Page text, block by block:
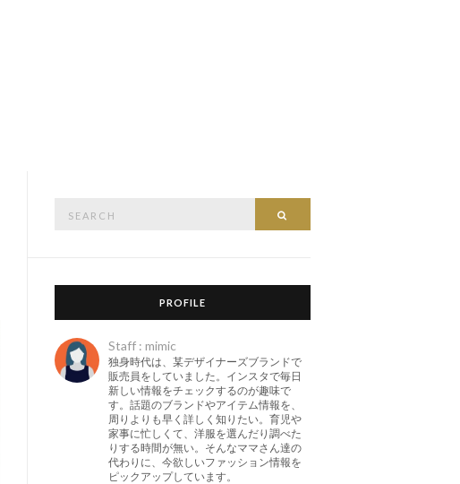
PROFILE
Staff : mimic
独身時代は、某デザイナーズブランドで
販売員をしていました。インスタで毎日
新しい情報をチェックするのが趣味で
す。話題のブランドやアイテム情報を、
周りよりも早く詳しく知りたい。育児や
家事に忙しくて、洋服を選んだり調べた
りする時間が無い。そんなママさん達の
代わりに、今欲しいファッション情報を
ピックアップしています。